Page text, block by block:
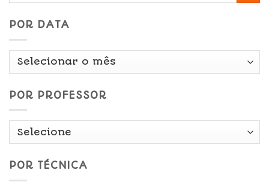
POR DATA
Por
POR PROFESSOR
POR TÉCNICA